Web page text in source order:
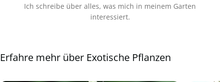
Ich schreibe über alles, was mich in meinem Garten
interessiert.
Erfahre mehr über Exotische Pflanzen